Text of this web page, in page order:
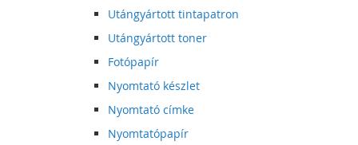
Utángyártott tintapatron
Utángyártott toner
Fotópapír
Nyomtató készlet
Nyomtató címke
Nyomtatópapír